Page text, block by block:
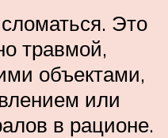
Это
травмой,
объектами,
или
в рационе.